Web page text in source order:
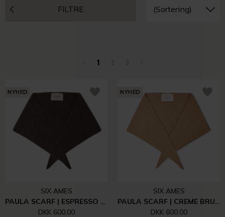
FILTRE
1
NYHED
SIX AMES
PAULA SCARF | ESPRESSO BROWN
DKK 600,00
NYHED
SIX AMES
PAULA SCARF | CREME BRULEE BEIGE MELANGE
DKK 600,00